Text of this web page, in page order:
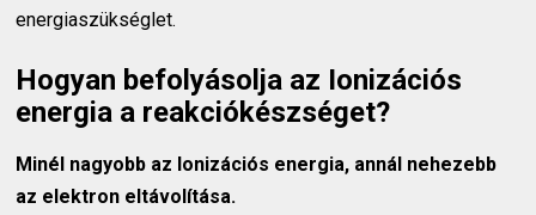
energiaszükséglet.
Hogyan befolyásolja az Ionizációs
energia a reakciókészséget?
Minél nagyobb az Ionizációs energia, annál nehezebb
az elektron eltávolítása.